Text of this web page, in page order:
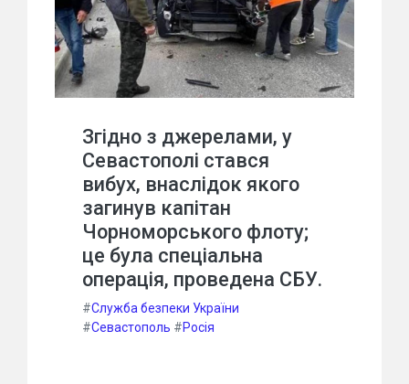
Згідно з джерелами, у
Севастополі стався
вибух, внаслідок якого
загинув капітан
Чорноморського флоту;
це була спеціальна
операція, проведена СБУ.
#Служба безпеки України
#Севастополь #Росія